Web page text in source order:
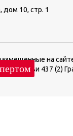
дом 10, стр. 1
на
Статьи 437 (2)